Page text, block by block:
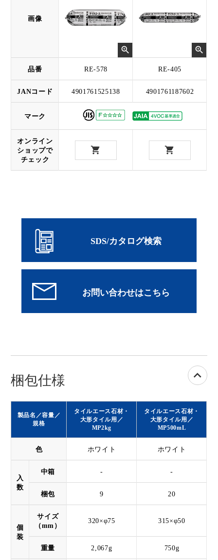
画像
品番 RE-578 RE-405
JANコード 4901761525138 4901761187602
マーク
オンライン
ショップで
チェック
SDS/カタログ検索
梱包仕様
製品名／容量／
規格
タイルエース石材・
大形タイル用／
MP2kg
タイルエース石材・
大形タイル用／
MP500mL
色 ホワイト ホワイト
入
数
中箱 - -
梱包 9 20
個
装
サイズ
（mm）
320×φ75 315×φ50
重量 2,067g 750g